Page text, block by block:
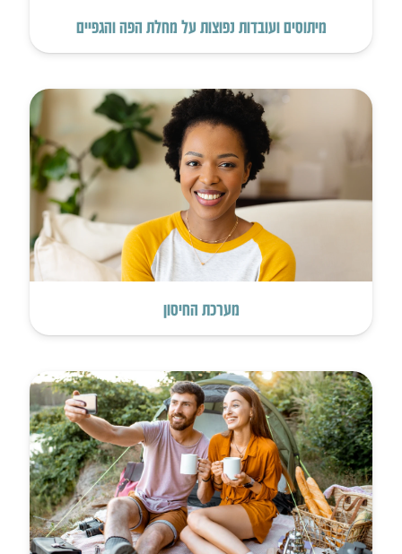
מיתוסים ועובדות נפוצות על מחלת הפה והגפיים
מערכת החיסון